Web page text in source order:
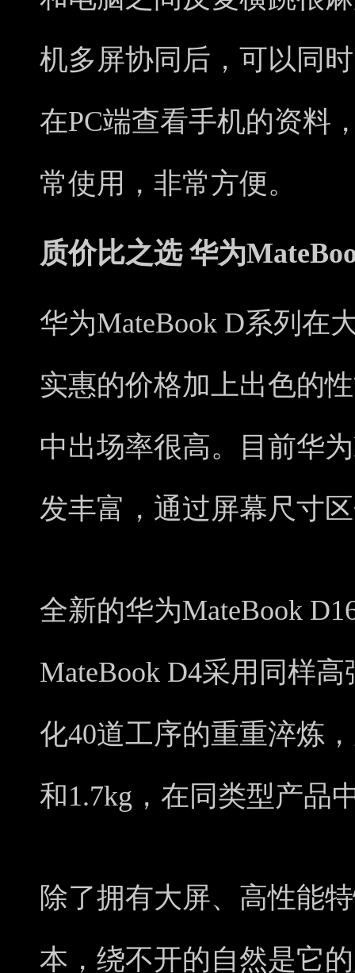
机多屏协同后，可以同
在PC端查看手机的资料
常使用，非常方便。
质价比之选 华为
华为MateBook D系列在
实惠的价格加上出色的
中出场率很高。目前华
发丰富，通过屏幕尺寸
全新的华为MateBook
MateBook D4采用同样
化40道工序的重重淬炼
和1.7kg，在同类型产品
除了拥有大屏、高性能
本，绕不开的自然是它